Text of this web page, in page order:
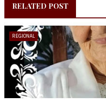
RELATED POST
REGIONAL